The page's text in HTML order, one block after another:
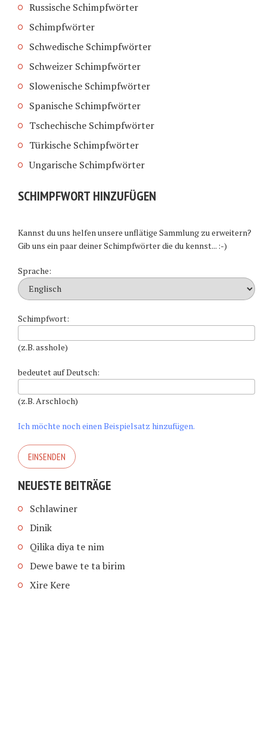
Russische Schimpfwörter
Schimpfwörter
Schwedische Schimpfwörter
Schweizer Schimpfwörter
Slowenische Schimpfwörter
Spanische Schimpfwörter
Tschechische Schimpfwörter
Türkische Schimpfwörter
Ungarische Schimpfwörter
SCHIMPFWORT HINZUFÜGEN
Kannst du uns helfen unsere unflätige Sammlung zu erweitern?
Gib uns ein paar deiner Schimpfwörter die du kennst... :-)
Sprache:
Schimpfwort:
(z.B. asshole)
bedeutet auf Deutsch:
(z.B. Arschloch)
Ich möchte noch einen Beispielsatz hinzufügen.
NEUESTE BEITRÄGE
Schlawiner
Dinik
Qilika diya te nim
Dewe bawe te ta birim
Xire Kere